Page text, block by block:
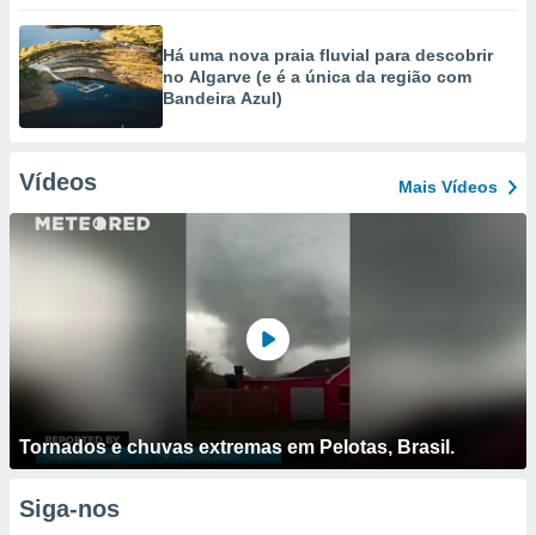
Há uma nova praia fluvial para descobrir
no Algarve (e é a única da região com
Bandeira Azul)
Vídeos Mais Vídeos
Tornados e chuvas extremas em Pelotas, Brasil.
Siga-nos